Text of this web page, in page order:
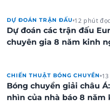
DỰ ĐOÁN TRẬN ĐẤU 12 phút đọc
Dự đoán các trận đấu
chuyên gia 8 năm kinh
CHIẾN THUẬT BÓNG CHUYỀN
Bóng chuyền giải châu
nhìn của nhà báo 8 năm